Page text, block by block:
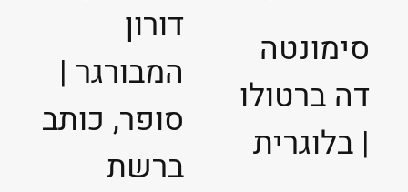
דורון
המבורגר |
סופר, כותב
ברשת
סימונטה
דה ברטולו
| בלוגרית